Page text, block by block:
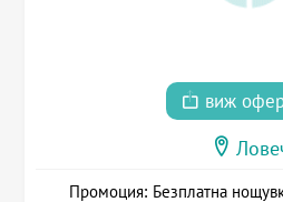
виж
Промоция: Безплатна